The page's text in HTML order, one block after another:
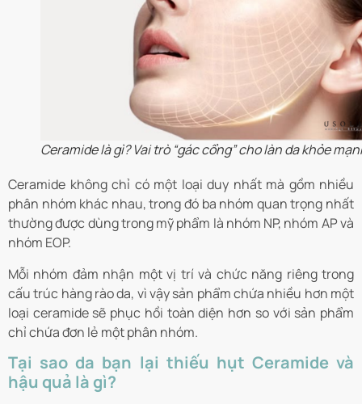
Ceramide là gì? Vai trò “gác cổng” cho làn da khỏe
Ceramide không chỉ có một loại duy nhất mà gồm nhiều
phân nhóm khác nhau, trong đó ba nhóm quan trọng nhất
thường được dùng trong mỹ phẩm là nhóm NP, nhóm AP và
nhóm EOP.
Mỗi nhóm đảm nhận một vị trí và chức năng riêng trong
cấu trúc hàng rào da, vì vậy sản phẩm chứa nhiều hơn một
loại ceramide sẽ phục hồi toàn diện hơn so với sản phẩm
chỉ chứa đơn lẻ một phân nhóm.
Tại sao da bạn lại thiếu hụt Ceramide và
hậu quả là gì?